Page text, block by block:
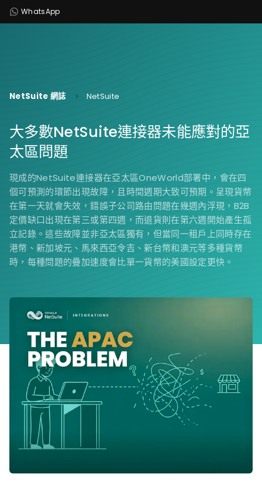
WhatsApp
NetSuite 網誌 NetSuite
大多數NetSuite連接器未能應對的亞
太區問題
現成的NetSuite連接器在亞太區OneWorld部署中，會在四
個可預測的環節出現故障，且時間週期大致可預期。呈現貨幣
在第一天就會失效，錯誤子公司路由問題在幾週內浮現，B2B
定價缺口出現在第三或第四週，而退貨則在第六週開始產生孤
立記錄。這些故障並非亞太區獨有，但當同一租戶上同時存在
港幣、新加坡元、馬來西亞令吉、新台幣和澳元等多種貨幣
時，每種問題的疊加速度會比單一貨幣的美國設定更快。